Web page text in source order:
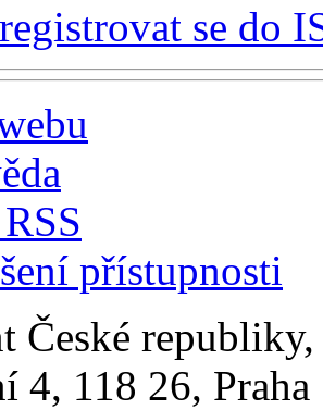
se do
přístupnosti
České
4, 118 26,